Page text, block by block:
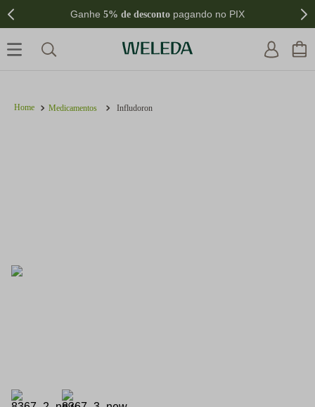
Ganhe 5% de desconto pagando no PIX
Medicamentos Infludoron